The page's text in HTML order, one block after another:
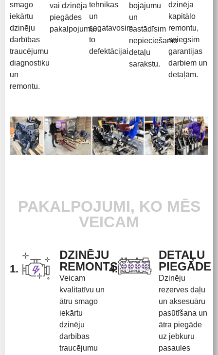
smago
iekārtu
dzinēju
darbības
traucējumu
diagnostiku
un
remontu.
vai dzinēja
piegādes
pakalpojumu.
tehnikas
un
sagatavosim
to
defektācijai.
bojājumu
un
sastādīsim
nepieciešamo
detaļu
sarakstu.
dzinēja
kapitālo
remontu,
sniegsim
garantijas
darbiem un
detaļām.
PAKALPOJUMI, KO MĒS
VEICAM
1.
DZINĒJU
REMONTS
Veicam
kvalitatīvu un
ātru smago
iekārtu
dzinēju
darbības
traucējumu
4.
DETAĻU
PIEGĀDE
Dzinēju
rezerves daļu
un aksesuāru
pasūtīšana un
ātra piegāde
uz jebkuru
pasaules